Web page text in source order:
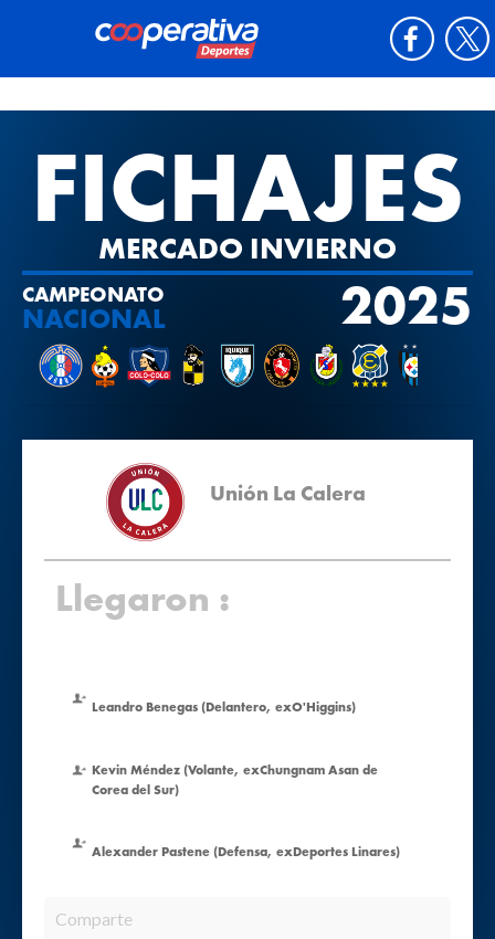
FICHAJES
MERCADO INVIERNO
CAMPEONATO
NACIONAL 2025
Unión La Calera
Llegaron :
Leandro Benegas (Delantero, exO'Higgins)
Kevin Méndez (Volante, exChungnam Asan de
Corea del Sur)
Alexander Pastene (Defensa, exDeportes Linares)
Comparte